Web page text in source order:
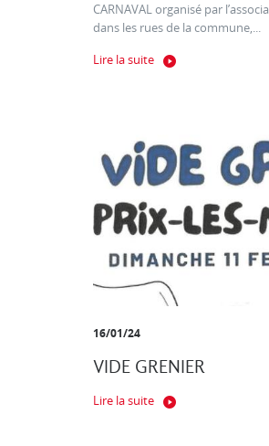
CARNAVAL organisé par
dans les rues de la commune,...
Lire la suite
16/01/24
VIDE GRENIER
Lire la suite